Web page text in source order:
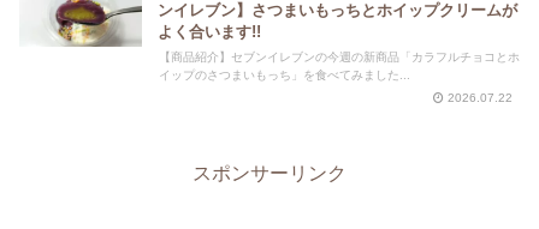
ンイレブン】さつまいもっちとホイップクリームが
よく合います!!
【商品紹介】セブンイレブンの今週の新商品「カラフルチョコとホ
イップのさつまいもっち」を食べてみました...
2026.07.22
スポンサーリンク